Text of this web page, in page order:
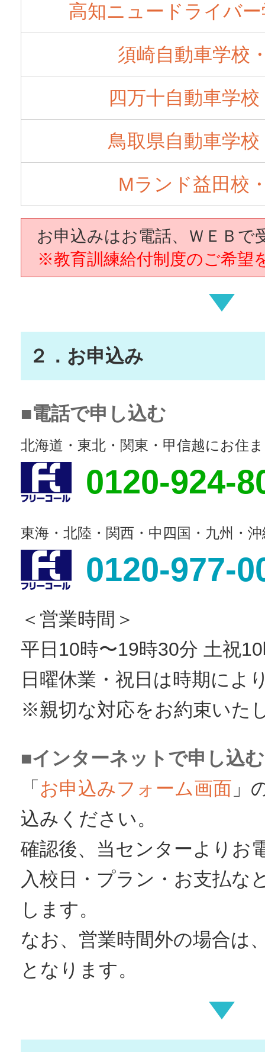
高知ニュードライバ
須崎自動車学校
四万十自動車学
鳥取県自動車学
Mランド益田校
お申込みはお電話、ＷＥＢで
※教育訓練給付制度のご希望
２．お申込み
■電話で申し込む
北海道・東北・関東・甲信越にお住
0120-924-
東海・北陸・関西・中四国・九州・
0120-977-
＜営業時間＞
平日10時〜19時30分 土祝
日曜休業・祝日は時期によ
※親切な対応をお約束いた
■インターネットで申し込む
「 お申込みフォーム画面 」
込みください。
確認後、当センターよりお
入校日・プラン・お支払な
します。
なお、営業時間外の場合は
となります。